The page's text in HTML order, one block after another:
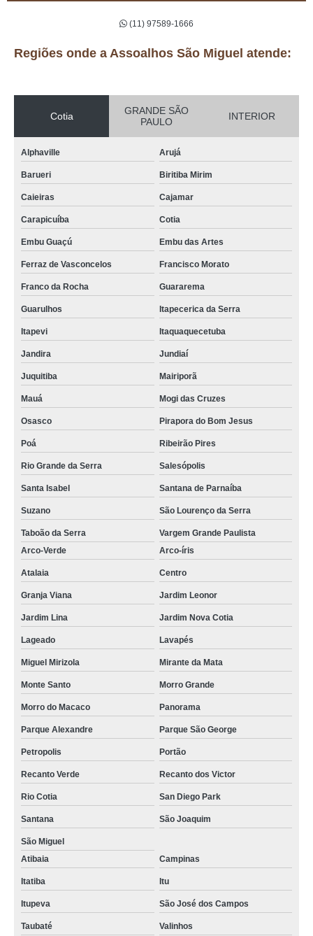
(11) 97589-1666
Regiões onde a Assoalhos São Miguel atende:
Cotia
GRANDE SÃO
PAULO
INTERIOR
Alphaville Arujá
Barueri Biritiba Mirim
Caieiras Cajamar
Carapicuíba Cotia
Embu Guaçú Embu das Artes
Ferraz de Vasconcelos Francisco Morato
Franco da Rocha Guararema
Guarulhos Itapecerica da Serra
Itapevi Itaquaquecetuba
Jandira Jundiaí
Juquitiba Mairiporã
Mauá Mogi das Cruzes
Osasco Pirapora do Bom Jesus
Poá Ribeirão Pires
Rio Grande da Serra Salesópolis
Santa Isabel Santana de Parnaíba
Suzano São Lourenço da Serra
Taboão da Serra
Vargem Grande Paulista
Arco-Verde
Arco-íris
Atalaia Centro
Granja Viana Jardim Leonor
Jardim Lina Jardim Nova Cotia
Lageado Lavapés
Miguel Mirizola Mirante da Mata
Monte Santo Morro Grande
Morro do Macaco Panorama
Parque Alexandre Parque São George
Petropolis Portão
Recanto Verde Recanto dos Victor
Rio Cotia San Diego Park
Santana São Joaquim
São Miguel
Atibaia
Campinas
Itatiba Itu
Itupeva São José dos Campos
Taubaté Valinhos